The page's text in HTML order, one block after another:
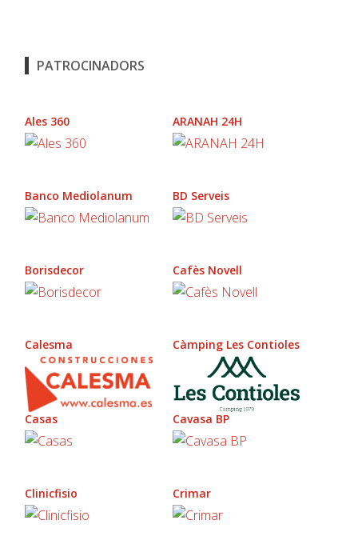
PATROCINADORS
Ales 360 ARANAH 24H
Banco Mediolanum BD Serveis
Borisdecor Cafès Novell
Calesma Càmping Les Contioles
Casas Cavasa BP
Clinicfisio Crimar